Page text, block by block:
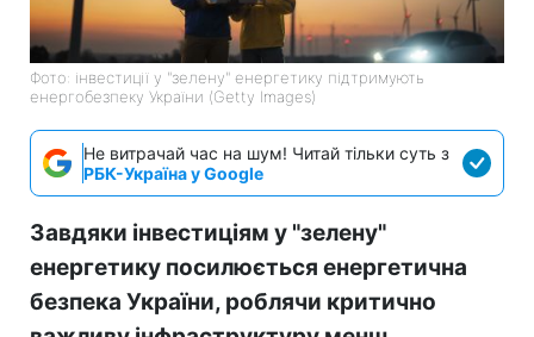
Фото: інвестиції у "зелену" енергетику підтримують
енергобезпеку України (Getty Images)
Не витрачай час на шум! Читай тільки суть з
РБК-Україна у Google
Завдяки інвестиціям у "зелену"
енергетику посилюється енергетична
безпека України, роблячи критично